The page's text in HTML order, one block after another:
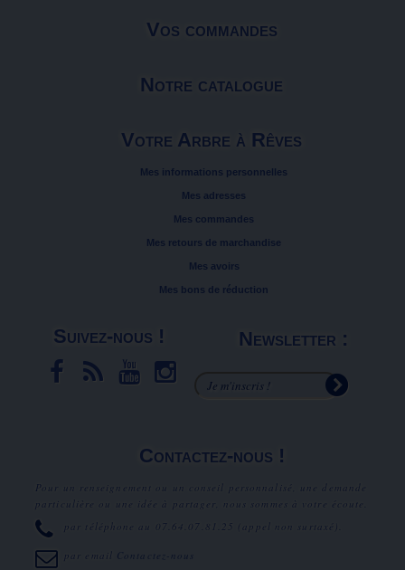
Vos commandes
Notre catalogue
Votre Arbre à Rêves
Mes informations personnelles
Mes adresses
Mes commandes
Mes retours de marchandise
Mes avoirs
Mes bons de réduction
Suivez-nous ! Newsletter :
Contactez-nous !
Pour un renseignement ou un conseil personnalisé, une demande
particulière ou une idée à partager, nous sommes à votre écoute.
par téléphone au
07.64.07.81.25 (appel non surtaxé).
par email Contactez-nous